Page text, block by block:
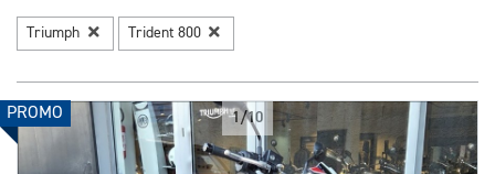
Triumph Trident 800
PROMO 1/10